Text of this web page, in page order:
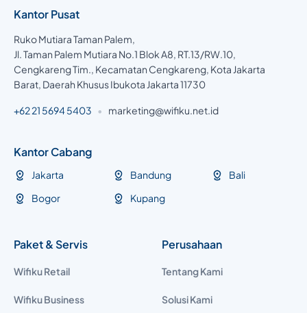
Kantor Pusat
Ruko Mutiara Taman Palem,
Jl. Taman Palem Mutiara No.1 Blok A8, RT.13/RW.10,
Cengkareng Tim., Kecamatan Cengkareng, Kota Jakarta
Barat, Daerah Khusus Ibukota Jakarta 11730
+62 21 5694 5403 • marketing@wifiku.net.id
Kantor Cabang
Jakarta
Bogor
Bandung
Kupang
Bali
Paket & Servis
Wifiku Retail
Wifiku Business
Perusahaan
Tentang Kami
Solusi Kami